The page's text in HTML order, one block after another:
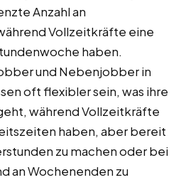
Anzahl an
Vollzeitkräfte eine
haben.
und Nebenjobber in
oft flexibler sein, was ihre
während Vollzeitkräfte
haben, aber bereit
zu machen oder bei
an Wochenenden zu